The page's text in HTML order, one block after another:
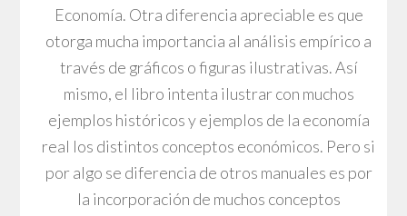
Economía. Otra diferencia apreciable es que
otorga mucha importancia al análisis empírico a
través de gráficos o figuras ilustrativas. Así
mismo, el libro intenta ilustrar con muchos
ejemplos históricos y ejemplos de la economía
real los distintos conceptos económicos. Pero si
por algo se diferencia de otros manuales es por
la incorporación de muchos conceptos